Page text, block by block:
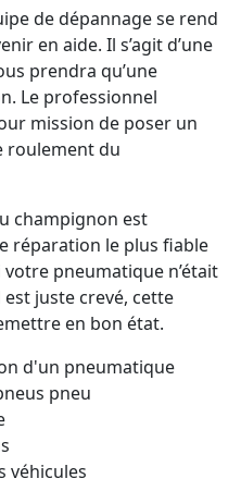
de dépannage se rend
en aide. Il s’agit d’une
prendra qu’une
Le professionnel
mission de poser un
roulement du
champignon est
réparation le plus fiable
votre pneumatique n’était
est juste crevé, cette
en bon état.
d'un pneumatique
pneu
véhicules